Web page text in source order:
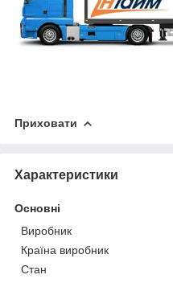
Приховати
Характеристики
Основні
Виробник
Країна виробник
Стан